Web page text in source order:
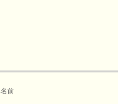
名前